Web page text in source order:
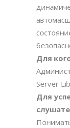
Для
Server
Для